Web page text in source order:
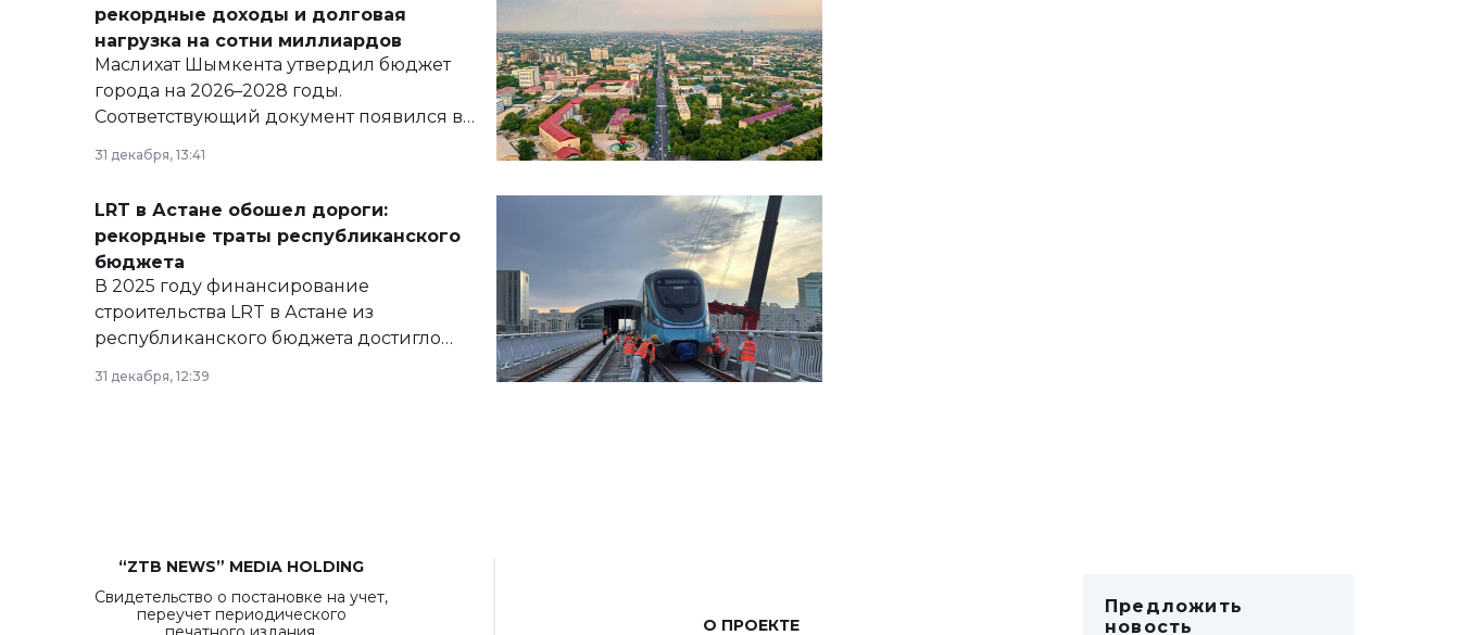
рекордные доходы и долговая
нагрузка на сотни миллиардов
Маслихат Шымкента утвердил бюджет
города на 2026–2028 годы.
Соответствующий документ появился в
базе нормативных правовых актов и на
сайте маслихат города.
31 декабря, 13:41
LRT в Астане обошел дороги:
рекордные траты республиканского
бюджета
В 2025 году финансирование
строительства LRT в Астане из
республиканского бюджета достигло
рекордных объемов.
31 декабря, 12:39
“ZTB NEWS” MEDIA HOLDING
Свидетельство о постановке на учет,
переучет периодического
О ПРОЕКТЕ
Предложить
новость